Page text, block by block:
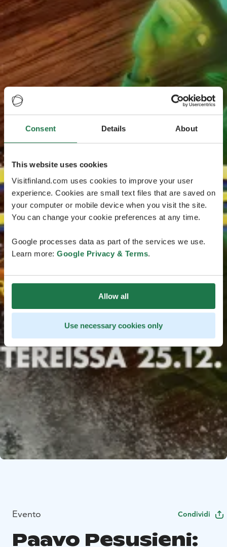
Consent Details About
This website uses cookies
Visitfinland.com uses cookies to improve your user
experience. Cookies are small text files that are saved on
your computer or mobile device when you visit the site.
You can change your cookie preferences at any time.
Google processes data as part of the services we use.
Learn more: Google Privacy & Terms.
Allow all
Use necessary cookies only
Evento Condividi
Paavo Pesusieni: